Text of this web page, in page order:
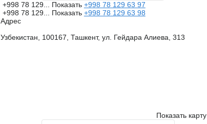
+998 78 129... Показать +998 78 129 63 97
+998 78 129... Показать +998 78 129 63 98
Адрес
Узбекистан, 100167, Ташкент, ул. Гейдара Алиева, 313
Показать карту